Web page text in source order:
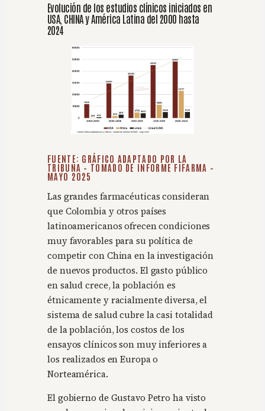
Evolución de los estudios clínicos iniciados en
USA, CHINA y América Latina del 2000 hasta
2024
FUENTE: GRÁFICO ADAPTADO POR LA
TRIBUNA – TOMADO DE INFORME FIFARMA –
MAYO 2025
Las grandes farmacéuticas consideran
que Colombia y otros países
latinoamericanos ofrecen condiciones
muy favorables para su política de
competir con China en la investigación
de nuevos productos. El gasto público
en salud crece, la población es
étnicamente y racialmente diversa, el
sistema de salud cubre la casi totalidad
de la población, los costos de los
ensayos clínicos son muy inferiores a
los realizados en Europa o
Norteamérica.
El gobierno de Gustavo Petro ha visto